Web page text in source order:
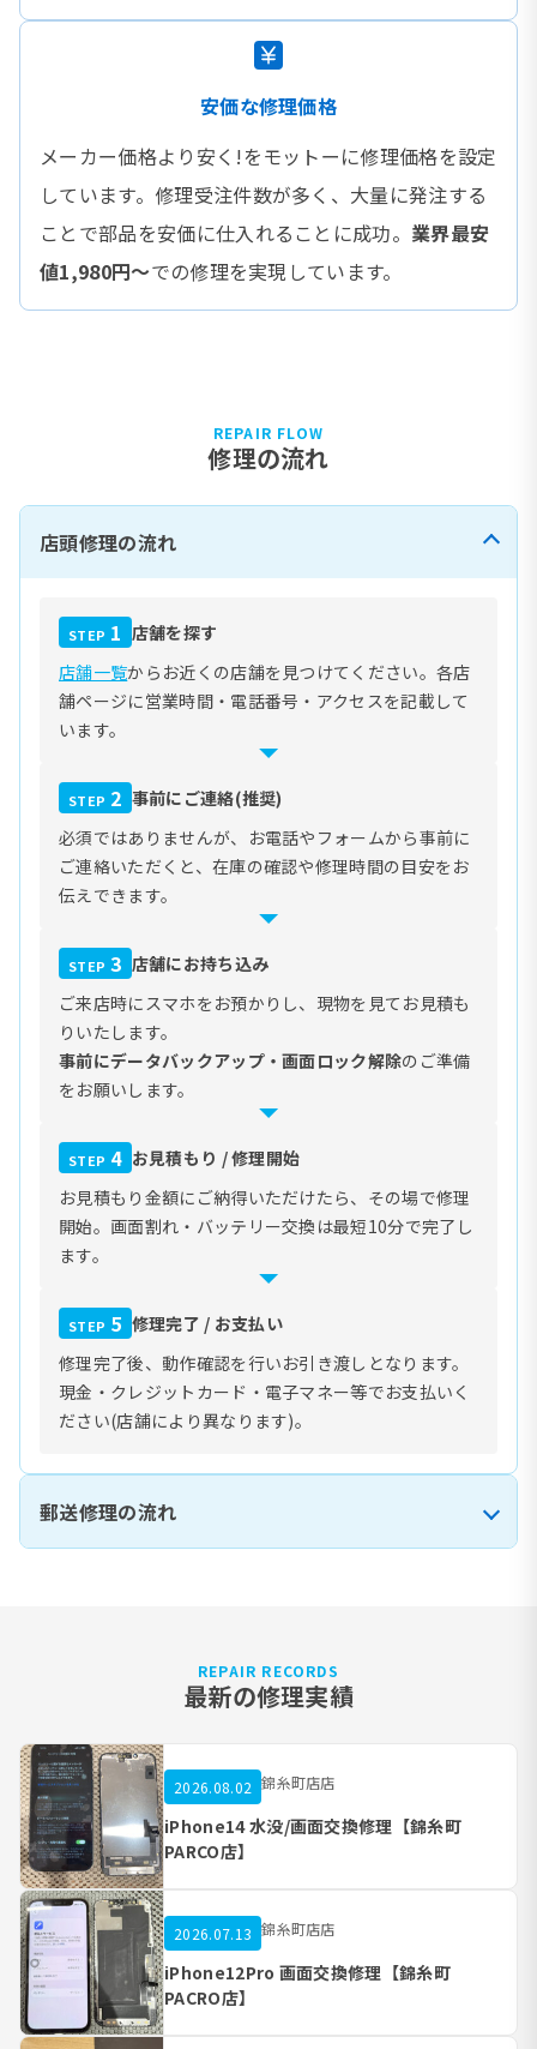
安価な修理価格
メーカー価格より安く!をモットーに修理価格を設定
しています。修理受注件数が多く、大量に発注する
ことで部品を安価に仕入れることに成功。 業界最安
値1,980円〜での修理を実現しています。
REPAIR FLOW
修理の流れ
店頭修理の流れ
STEP 1 店舗を探す
店舗一覧からお近くの店舗を見つけてください。各店
舗ページに営業時間・電話番号・アクセスを記載して
います。
STEP 2 事前にご連絡(推奨)
必須ではありませんが、お電話やフォームから事前に
ご連絡いただくと、在庫の確認や修理時間の目安をお
伝えできます。
STEP 3 店舗にお持ち込み
ご来店時にスマホをお預かりし、現物を見てお見積も
りいたします。
事前にデータバックアップ・画面ロック解除のご準備
をお願いします。
STEP 4 お見積もり / 修理開始
お見積もり金額にご納得いただけたら、その場で修理
開始。画面割れ・バッテリー交換は最短10分で完了し
ます。
STEP 5 修理完了 / お支払い
修理完了後、動作確認を行いお引き渡しとなります。
現金・クレジットカード・電子マネー等でお支払いく
ださい(店舗により異なります)。
郵送修理の流れ
REPAIR RECORDS
最新の修理実績
2026.08.02 錦糸町店店
iPhone14 水没/画面交換修理【錦糸町
PARCO店】
2026.07.13 錦糸町店店
iPhone12Pro 画面交換修理【錦糸町
PACRO店】